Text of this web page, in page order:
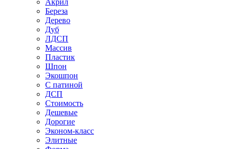
Акрил
Береза
Дерево
Дуб
ЛДСП
Массив
Пластик
Шпон
Экошпон
С патиной
ДСП
Стоимость
Дешевые
Дорогие
Эконом-класс
Элитные